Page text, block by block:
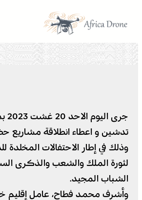
المحتوى
تدشين و اعطاء انطلاقة مشاريع
وذلك في إطار الاحتفالات
لثورة الملك والشعب والذكرى
الشباب المجيد.
وأشرف محمد فطاح، عامل إقليم